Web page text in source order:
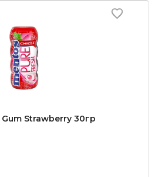
Strawberry 30гр